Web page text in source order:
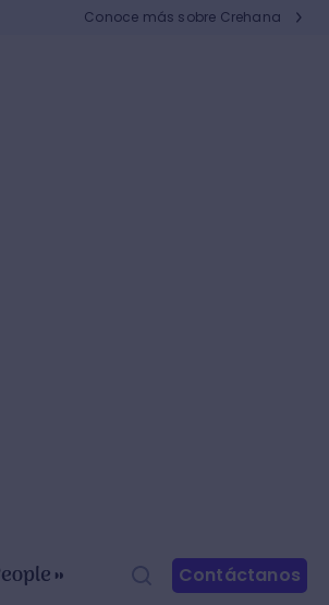
Conoce más sobre Crehana
Contáctanos